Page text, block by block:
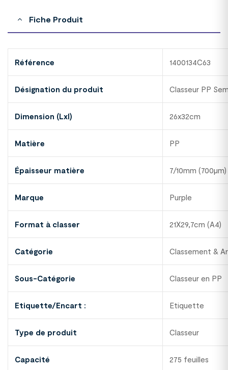
Fiche Produit
Référence 1400134C63
Désignation du produit Classeur PP
Dimension (Lxl) 26x32cm
Matière PP
Épaisseur matière 7/10mm (700µm)
Marque Purple
Format à classer 21X29,7cm (A4)
Catégorie Classement &
Sous-Catégorie Classeur en PP
Etiquette/Encart : Etiquette
Type de produit Classeur
Capacité 275 feuilles